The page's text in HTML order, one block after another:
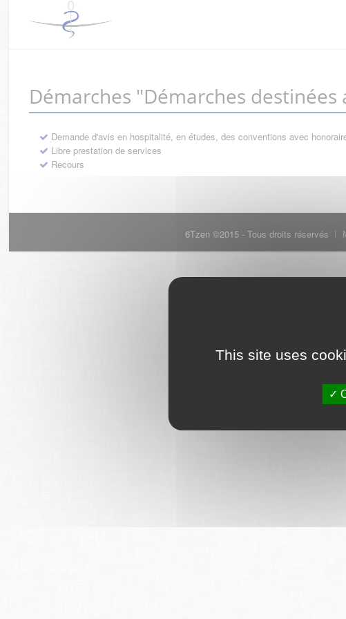
This site uses
Démarches "Démarches
Demande d'avis en hospitalité, en études, des conventions avec
Libre prestation de services
Recours
6Tzen ©2015 - Tous droits réservés